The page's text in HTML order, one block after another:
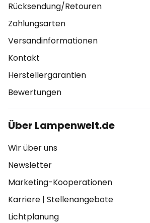
Rücksendung/Retouren
Zahlungsarten
Versandinformationen
Kontakt
Herstellergarantien
Bewertungen
Über Lampenwelt.de
Wir über uns
Newsletter
Marketing-Kooperationen
Karriere | Stellenangebote
Lichtplanung